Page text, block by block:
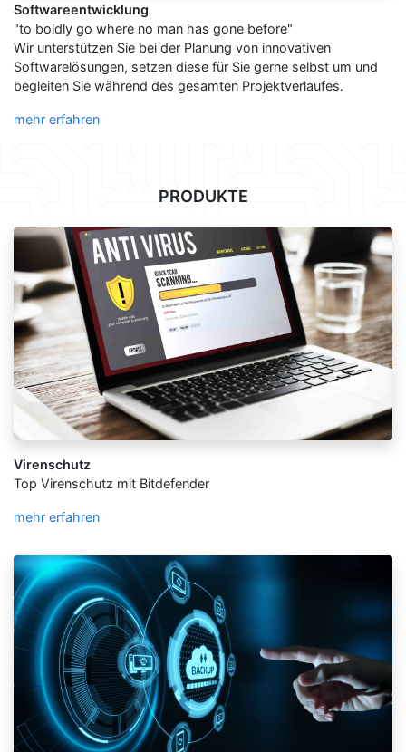
Softwareentwicklung
"to boldly go where no man has gone before"
Wir unterstützen Sie bei der Planung von innovativen
Softwarelösungen, setzen diese für Sie gerne selbst um und
begleiten Sie während des gesamten Projektverlaufes.
mehr erfahren
PRODUKTE
Virenschutz
Top Virenschutz mit Bitdefender
mehr erfahren